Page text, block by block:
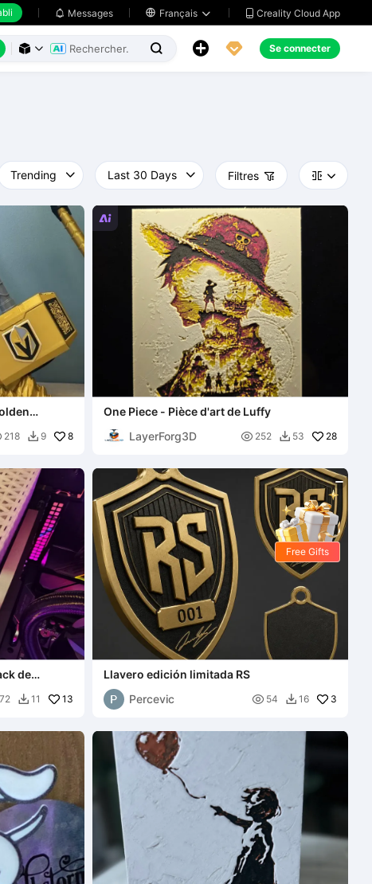
 Messages  Français   Creality Cloud App
     Se connecter
Filtres   
218  9 8

One Piece - Pièce d'art de Luffy
LayerForg3D
 252  53 28
de
durs
72  11 13
Llavero edición limitada RS
Percevic
 54  16 3
Free Gifts